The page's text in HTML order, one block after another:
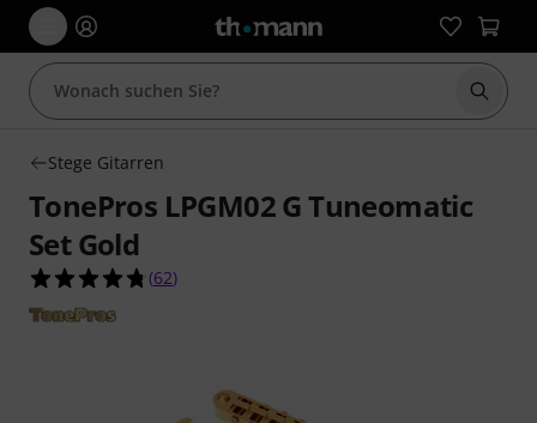
Suche
Stege Gitarren
TonePros LPGM02 G Tuneomatic
Set Gold
4.8 von 5 Sternen aus 62 Kundenbewertungen
(62)